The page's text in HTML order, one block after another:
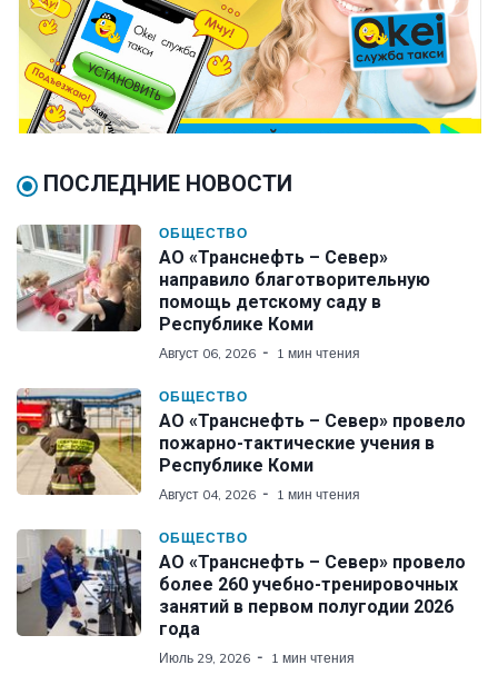
ПОСЛЕДНИЕ НОВОСТИ
ОБЩЕСТВО
АО «Транснефть – Север»
направило благотворительную
помощь детскому саду в
Республике Коми
Август 06, 2026 1 мин чтения
ОБЩЕСТВО
АО «Транснефть – Север» провело
пожарно-тактические учения в
Республике Коми
Август 04, 2026 1 мин чтения
ОБЩЕСТВО
АО «Транснефть – Север» провело
более 260 учебно-тренировочных
занятий в первом полугодии 2026
года
Июль 29, 2026 1 мин чтения